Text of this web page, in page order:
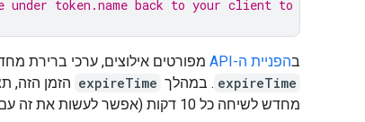
token.name back to your client to use it
בהפניית ה-API
מפורטים אילוצים, ערכי ברירת
expireTime . במהלך expireTime הזמן הזה,
מחדש לשיחה כל 10 דקות (אפשר לעשות את זה עם אותו אסימון גם אם